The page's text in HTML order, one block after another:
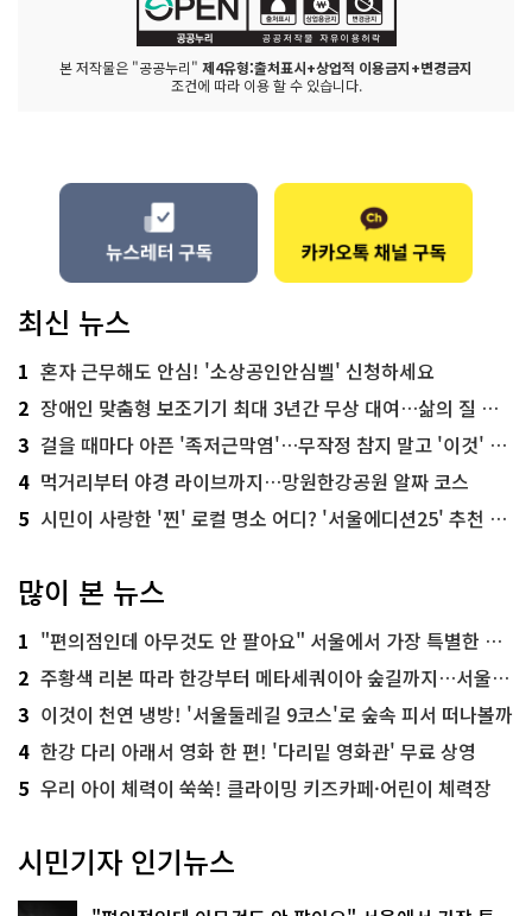
본 저작물은 "공공누리" 제4유형:출처표시+상업적 이용금지+변경금지
조건에 따라 이용 할 수 있습니다.
최신 뉴스
1 혼자 근무해도 안심! '소상공인안심벨' 신청하세요
2 장애인 맞춤형 보조기기 최대 3년간 무상 대여…삶의 질 높인다
3 걸을 때마다 아픈 '족저근막염'…무작정 참지 말고 '이것' 해보세요!
4 먹거리부터 야경 라이브까지…망원한강공원 알짜 코스
5 시민이 사랑한 '찐' 로컬 명소 어디? '서울에디션25' 추천 코스
많이 본 뉴스
1 "편의점인데 아무것도 안 팔아요" 서울에서 가장 특별한 편의점의 정체
2 주황색 리본 따라 한강부터 메타세쿼이아 숲길까지…서울둘레길 15코스
3 이것이 천연 냉방! '서울둘레길 9코스'로 숲속 피서 떠나볼까
4 한강 다리 아래서 영화 한 편! '다리밑 영화관' 무료 상영
5 우리 아이 체력이 쑥쑥! 클라이밍 키즈카페·어린이 체력장
시민기자 인기뉴스